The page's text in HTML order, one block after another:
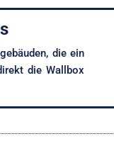
die ein
die Wallbox